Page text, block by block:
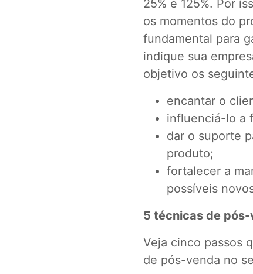
25% e 125%. Por
os momentos do
fundamental para
indique sua
objetivo os
encantar o
influenciá-lo a
dar o suporte
produto;
fortalecer a
possíveis
5 técnicas de
Veja cinco passos
de pós-venda no